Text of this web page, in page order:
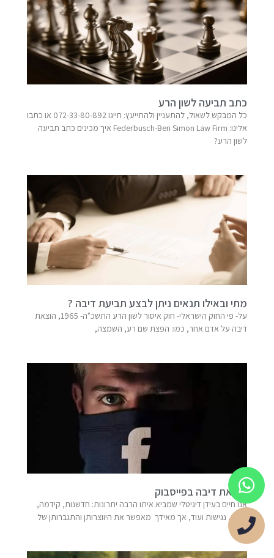
כתב תביעה לשון הרע
כל המבקש לשאול, להתעניין ולהתייעץ: חייגו 072-33-80-892 או כתבו
אלינו: Federbusch-Ben Simon Law Firm​ איך מכינים כתב תביעה
לשון הרע?
מתי ובאילו תנאים ניתן לבצע תביעת דיבה ?
על- פי החוק הישראלי- חוק איסור לשון הרע התשכ"ה- 1965, הוצאת
דיבה על אדם אחר, כמו: הפצת שם רע, השמצה,
הוצאת דיבה בפייסבוק
אנו חיים בעידן דיגיטלי שמביא איתו הרבה יתרונות: חדשנות, קידמה,
מידע, נגישות ועוד, אך מאידך מאפשר את היווצרותן והתגברותן של